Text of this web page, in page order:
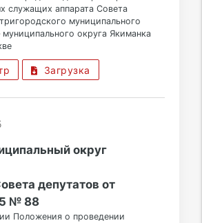
служащих аппарата Совета
муниципального
муниципального округа Якиманка
Загрузка
округ
депутатов от
№ 88
Положения о проведении